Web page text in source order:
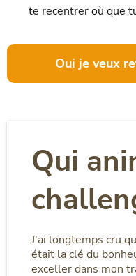
te recentrer où que
Oui je veux
Qui
J’ai longtemps cru
était la clé du
exceller dans mon